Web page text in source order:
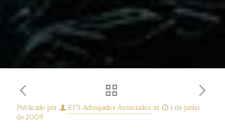
Publicado por EFS Advogados Associados at
1 de junho
de 2009